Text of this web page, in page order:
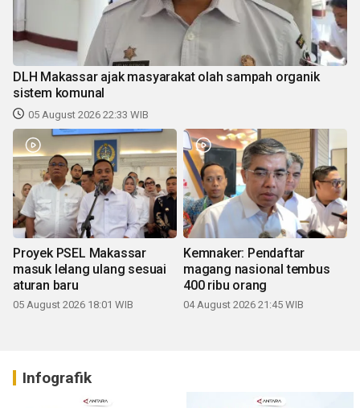
DLH Makassar ajak masyarakat olah sampah organik
sistem komunal
05 August 2026 22:33 WIB
Proyek PSEL Makassar
masuk lelang ulang sesuai
aturan baru
05 August 2026 18:01 WIB
Kemnaker: Pendaftar
magang nasional tembus
400 ribu orang
04 August 2026 21:45 WIB
Infografik